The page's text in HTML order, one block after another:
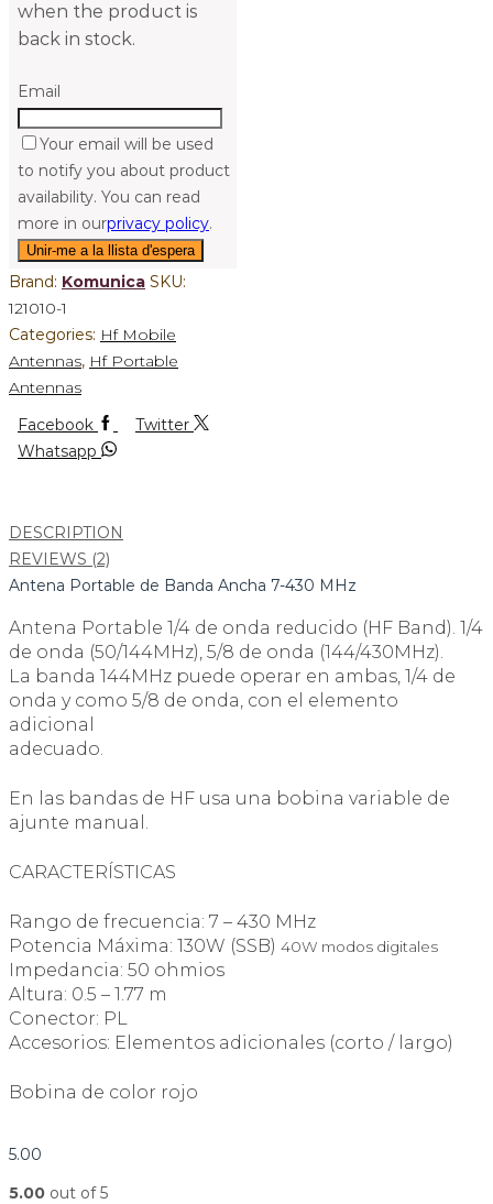
when the product is
back in stock.
Email
Your email will be used
to notify you about product
availability. You can read
more in ourprivacy policy.
Brand: Komunica SKU:
121010-1
Categories: Hf Mobile
Antennas, Hf Portable
Antennas
Facebook
Twitter
Whatsapp
DESCRIPTION
REVIEWS (2)
Antena Portable de Banda Ancha 7-430 MHz
Antena Portable 1/4 de onda reducido (HF Band). 1/4
de onda (50/144MHz), 5/8 de onda (144/430MHz).
La banda 144MHz puede operar en ambas, 1/4 de
onda y como 5/8 de onda, con el elemento
adicional
adecuado.
En las bandas de HF usa una bobina variable de
ajunte manual.
CARACTERÍSTICAS
Rango de frecuencia: 7 – 430 MHz
Potencia Máxima: 130W (SSB) 40W modos digitales
Impedancia: 50 ohmios
Altura: 0.5 – 1.77 m
Conector: PL
Accesorios: Elementos adicionales (corto / largo)
Bobina de color rojo
5.00
5.00 out of 5